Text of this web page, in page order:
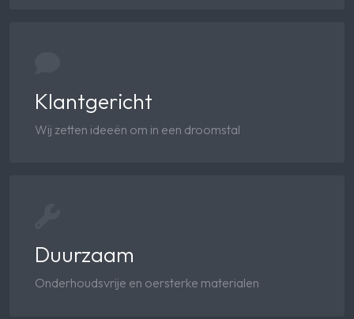
Klantgericht
Wij zetten ideeën om in een droomstal
Duurzaam
Onderhoudsvrije en oersterke materialen